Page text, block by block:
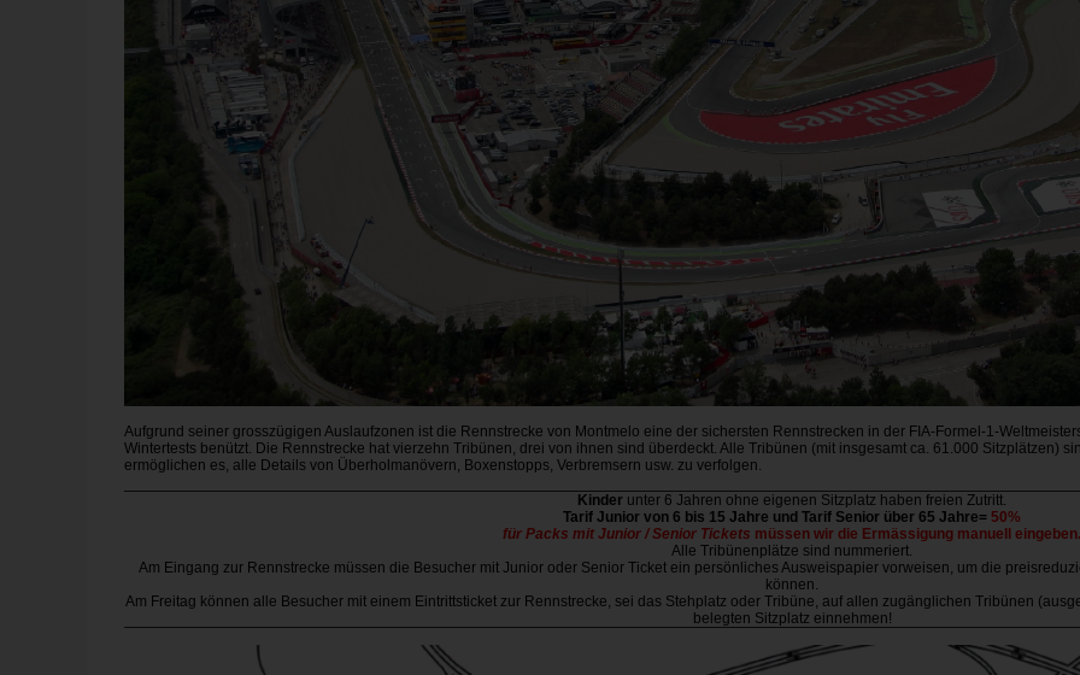
Aufgrund seiner grosszügigen Auslaufzonen ist die Rennstrecke von Montmelo eine der sichersten Rennstrecken in der FIA-Formel-1-
Wintertests benützt. Die Rennstrecke hat vierzehn Tribünen, drei von ihnen sind überdeckt. Alle Tribünen (mit insgesamt ca. 61.000 Sitzplätzen)
ermöglichen es, alle Details von Überholmanövern, Boxenstopps, Verbremsern usw. zu verfolgen.
Kinder unter 6 Jahren ohne eigenen Sitzplatz haben freien Zutritt.
Tarif Junior von 6 bis 15 Jahre und Tarif Senior über 65 Jahre= 50%
für Packs mit Junior / Senior Tickets müssen wir die Ermässigung manuell eingeben.
Alle Tribünenplätze sind nummeriert.
Am Eingang zur Rennstrecke müssen die Besucher mit Junior oder Senior Ticket ein persönliches Ausweispapier vorweisen, um die
können.
Am Freitag können alle Besucher mit einem Eintrittsticket zur Rennstrecke, sei das Stehplatz oder Tribüne, auf allen zugänglichen Tribünen
belegten Sitzplatz einnehmen!